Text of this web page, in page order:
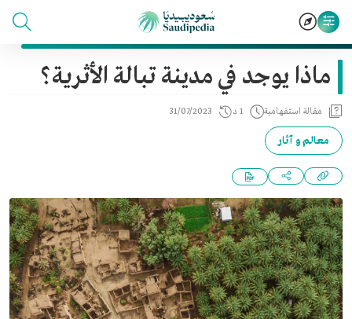
ماذا يوجد في مدينة تبالة الأثرية؟
مقالة استفهامية 1 د 31/07/2023
معالم و آثار